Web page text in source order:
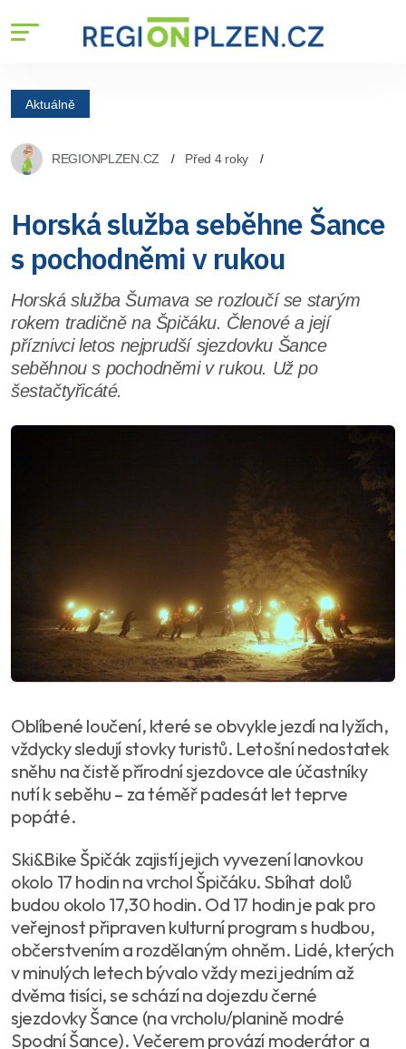
Aktuálně
REGIONPLZEN.CZ Před 4 roky
Horská služba seběhne Šance
s pochodněmi v rukou
Horská služba Šumava se rozloučí se starým
rokem tradičně na Špičáku. Členové a její
příznivci letos nejprudší sjezdovku Šance
seběhnou s pochodněmi v rukou. Už po
šestačtyřicáté.
Oblíbené loučení, které se obvykle jezdí na lyžích,
vždycky sledují stovky turistů. Letošní nedostatek
sněhu na čistě přírodní sjezdovce ale účastníky
nutí k seběhu – za téměř padesát let teprve
popáté.
Ski&Bike Špičák zajistí jejich vyvezení lanovkou
okolo 17 hodin na vrchol Špičáku. Sbíhat dolů
budou okolo 17,30 hodin. Od 17 hodin je pak pro
veřejnost připraven kulturní program s hudbou,
občerstvením a rozdělaným ohněm. Lidé, kterých
v minulých letech bývalo vždy mezi jedním až
dvěma tisíci, se schází na dojezdu černé
sjezdovky Šance (na vrcholu/planině modré
Spodní Šance). Večerem provází moderátor a